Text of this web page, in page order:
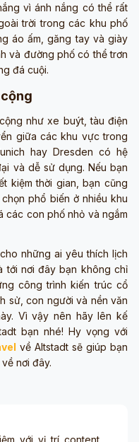
vì ánh nắng có thể rất
trời trong các khu phố
áo ấm, găng tay và giày
và đường phố có thể trơn
đá cuội.
như xe buýt, tàu điện
giữa các khu vực trong
hay Dresden có hệ
và dễ sử dụng. Nếu bạn
kiệm thời gian, bạn cũng
phổ biến ở nhiều khu
các con phố nhỏ và ngắm
những ai yêu thích lịch
tới nơi đây bạn không chỉ
công trình kiến trúc cổ
sử, con người và nền văn
Vì vậy nên hãy lên kế
bạn nhé! Hy vọng với
về Altstadt sẽ giúp bạn
nơi đây.
với vị trí content